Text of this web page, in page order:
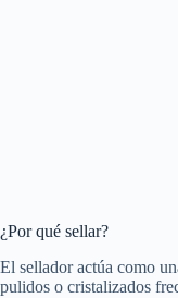
¿Por qué sellar?
El sellador actúa como
pulidos o cristalizados